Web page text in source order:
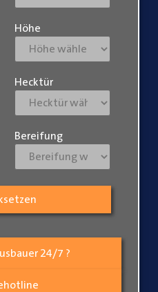
24/7 ?
Höhe
Hecktür
Bereifung